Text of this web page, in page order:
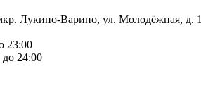
Лукино-Варино, ул. Молодёжная, д. 1
23:00
24:00